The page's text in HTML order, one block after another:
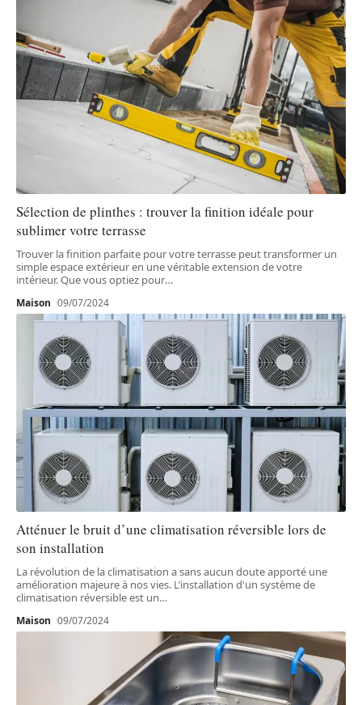
Sélection de plinthes : trouver la finition idéale pour
sublimer votre terrasse
Trouver la finition parfaite pour votre terrasse peut transformer un
simple espace extérieur en une véritable extension de votre
intérieur. Que vous optiez pour…
Maison 09/07/2024
Atténuer le bruit d’une climatisation réversible lors de
son installation
La révolution de la climatisation a sans aucun doute apporté une
amélioration majeure à nos vies. L’installation d'un système de
climatisation réversible est un…
Maison 09/07/2024